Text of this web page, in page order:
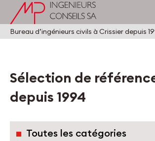
Bureau d’ingénieurs civils à Crissier depuis
Sélection de
depuis 1994
Toutes les catégories